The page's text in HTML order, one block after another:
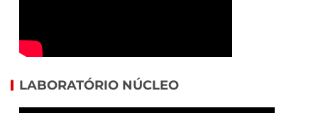
LABORATÓRIO NÚCLEO